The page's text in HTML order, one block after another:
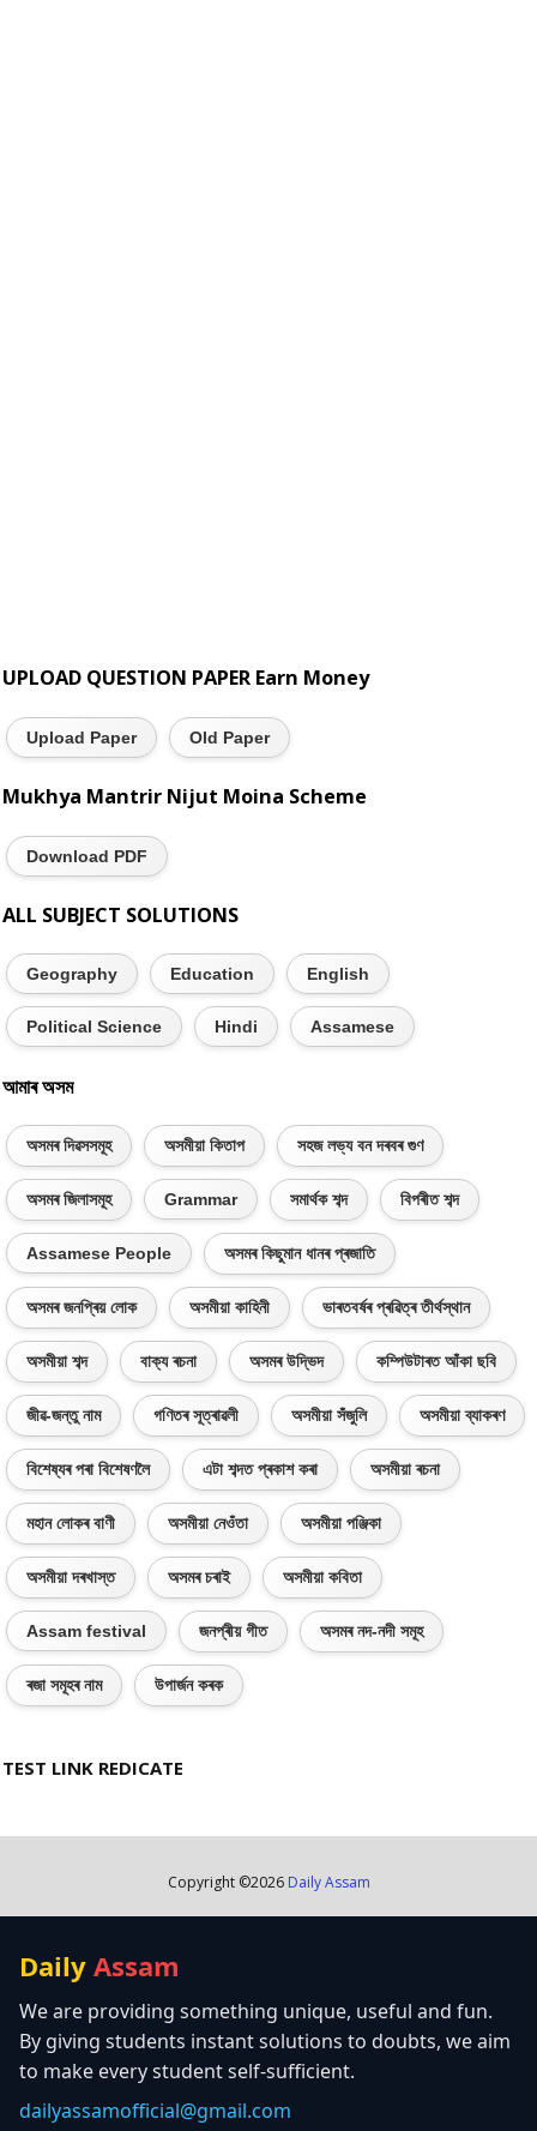
UPLOAD QUESTION PAPER Earn Money
Upload Paper Old Paper
Mukhya Mantrir Nijut Moina Scheme
Download PDF
ALL SUBJECT SOLUTIONS
Geography Education English
Political Science Hindi Assamese
আমাৰ অসম
অসমৰ দিৱসসমূহ অসমীয়া কিতাপ সহজ লভ্য বন দৰবৰ গুণ
অসমৰ জিলাসমূহ Grammar সমাৰ্থক শব্দ বিপৰীত শব্দ
Assamese People অসমৰ কিছুমান ধানৰ প্ৰজাতি
অসমৰ জনপ্ৰিয় লোক অসমীয়া কাহিনী ভাৰতবৰ্ষৰ প্ৰৱিত্ৰ তীৰ্থস্থান
অসমীয়া শব্দ বাক্য ৰচনা অসমৰ উদ্ভিদ কম্পিউটাৰত আঁকা ছবি
জীৱ-জন্তু নাম গণিতৰ সূত্ৰাৱলী অসমীয়া সঁজুলি অসমীয়া ব্যাকৰণ
বিশেষ্যৰ পৰা বিশেষণলৈ এটা শব্দত প্ৰকাশ কৰা অসমীয়া ৰচনা
মহান লোকৰ বাণী অসমীয়া নেওঁতা অসমীয়া পঞ্জিকা
অসমীয়া দৰখাস্ত অসমৰ চৰাই অসমীয়া কবিতা
Assam festival জনপ্ৰীয় গীত অসমৰ নদ-নদী সমূহ
ৰজা সমূহৰ নাম উপাৰ্জন কৰক
TEST LINK REDICATE
Copyright ©2026 Daily Assam
Daily Assam
We are providing something unique, useful and fun.
By giving students instant solutions to doubts, we aim
to make every student self-sufficient.
dailyassamofficial@gmail.com